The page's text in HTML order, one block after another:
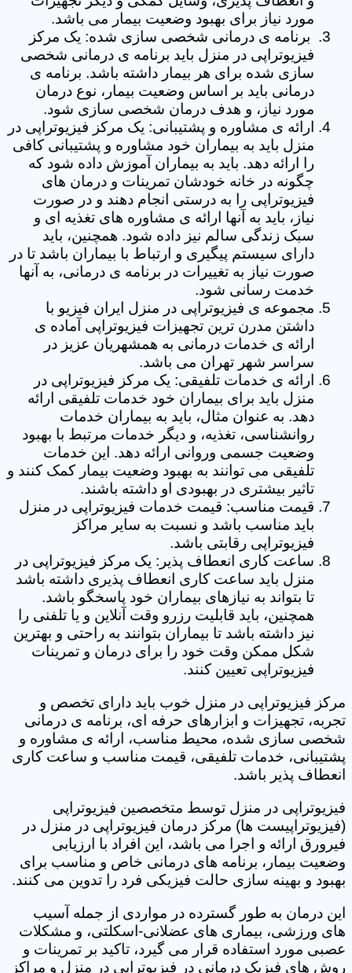
مورد نیاز برای بهبود وضعیت بیمار می باشد.
برنامه ی درمانی شخصی سازی شده: یک مرکز
فیزیوتراپی در منزل باید برنامه ی درمانی شخصی
سازی شده برای هر بیمار داشته باشد. برنامه ی
درمانی باید بر اساس وضعیت بیمار، نوع درمان
مورد نیاز، و هدف درمان شخصی سازی شود.
ارائه ی مشاوره و پشتیبانی: یک مرکز فیزیوتراپی در
منزل باید به بیماران خود مشاوره و پشتیبانی کافی
را ارائه دهد. باید به بیماران آموزش داده شود که
چگونه در خانه خودشان تمرینات و درمان های
فیزیوتراپی را به درستی انجام دهند و در صورت
نیاز، باید به آنها ارائه ی مشاوره های تغذیه ای و
سبک زندگی سالم نیز داده شود. همچنین، باید
دارای سیستم پیگیری و ارتباط با بیماران باشد تا در
صورت نیاز به تغییرات در برنامه ی درمانی، به آنها
خدمت رسانی شود.
مجموعه ی فیزیوتراپی در منزل ایران فیزیو با
داشتن مدرن ترین تجهیزات فیزیوتراپی آماده ی
ارائه ی خدمات درمانی به همشهریان عزیز در
سراسر شهر تهران می باشد.
ارائه ی خدمات تلفیقی: یک مرکز فیزیوتراپی در
منزل باید برای بیماران خود خدمات تلفیقی ارائه
دهد. به عنوان مثال، باید به بیماران خدمات
روانشناسی، تغذیه، و دیگر خدمات مرتبط با بهبود
وضعیت جسمی وروانی ارائه دهد. این خدمات
تلفیقی می توانند به بهبود وضعیت بیمار کمک کنند و
تاثیر بیشتری در بهبودی او داشته باشند.
قیمت مناسب: قیمت خدمات فیزیوتراپی در منزل
باید مناسب باشد و نسبت به سایر مراکز
فیزیوتراپی رقابتی باشد.
ساعت کاری انعطاف پذیر: یک مرکز فیزیوتراپی در
منزل باید ساعت کاری انعطاف پذیری داشته باشد
تا بتواند به نیازهای بیماران خود پاسخگو باشد.
همچنین، باید قابلیت رزرو وقت آنلاین و یا تلفنی را
نیز داشته باشد تا بیماران بتوانند به راحتی و بهترین
شکل ممکن وقت خود را برای درمان و تمرینات
فیزیوتراپی تعیین کنند.
مرکز فیزیوتراپی در منزل خوب باید دارای تخصص و
تجربه، تجهیزات و ابزارهای حرفه ای، برنامه ی درمانی
شخصی سازی شده، محیط مناسب، ارائه ی مشاوره و
پشتیبانی، خدمات تلفیقی، قیمت مناسب و ساعت کاری
انعطاف پذیر باشد.
فیزیوتراپی در منزل توسط متخصصین فیزیوتراپی
(فیزیوتراپیست ها) مرکز درمان فیزیوتراپی در منزل در
فیرورق ارائه و اجرا می باشد، این افراد با ارزیابی
وضعیت بیمار، برنامه های درمانی خاص و مناسب برای
بهبود و بهینه سازی حالت فیزیکی فرد را تدوین می کنند.
این درمان به طور گسترده در مواردی از جمله آسیب
های ورزشی، بیماری های عضلانی-اسکلتی، و مشکلات
عصبی مورد استفاده قرار می گیرد، تاکید بر تمرینات و
روش های فیزیک درمانی در فیزیوتراپی در منزل و مراکز